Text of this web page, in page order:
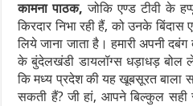
कामना पाठक, जोकि एण्ड टीवी के
किरदार निभा रही हैं, को उनके
लिये जाना जाता है। हमारी अपनी दबंग
के बुंदेलखंडी डायलॉग्स धड़ाधड़ बोल
कि मध्य प्रदेश की यह खूबसूरत बाला
सकती हैं? जी हां, आपने बिल्कुल सही